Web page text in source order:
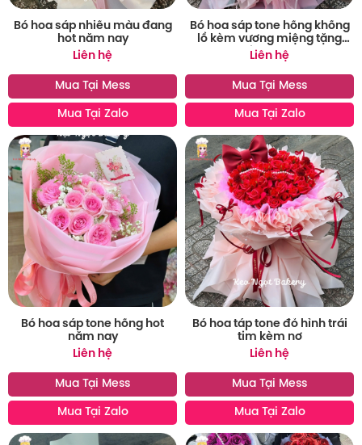
Bó hoa sáp nhiều màu đang
hot năm nay
Liên hệ
Mua Tại Mess
Mua Tại Zalo
Bó hoa sáp tone hồng khổng
lồ kèm vương miệng tặng
sinh nhật
Liên hệ
Mua Tại Mess
Mua Tại Zalo
Bó hoa sáp tone hồng hot
năm nay
Liên hệ
Mua Tại Mess
Mua Tại Zalo
Bó hoa táp tone đỏ hình trái
tim kèm nơ
Liên hệ
Mua Tại Mess
Mua Tại Zalo